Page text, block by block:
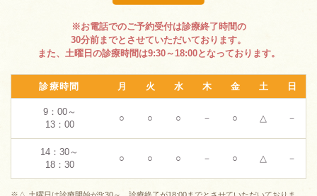
※お電話でのご予約受付は診療終了時間の
30分前までとさせていただいております。
また、土曜日の診療時間は9:30～18:00となっております。
診療時間 月 火 水 木 金 土 日
9：00～
13：00
○ ○ ○ － ○ △ －
14：30～
18：30
○ ○ ○ － ○ △ －
※△ 土曜日は診療開始が9:30～、診療終了が18:00までとさせていただいておりま